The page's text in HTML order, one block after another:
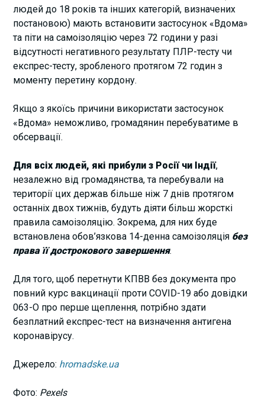
людей до 18 років та інших категорій, визначених
постановою) мають встановити застосунок «Вдома»
та піти на самоізоляцію через 72 години у разі
відсутності негативного результату ПЛР-тесту чи
експрес-тесту, зробленого протягом 72 годин з
моменту перетину кордону.
Якщо з якоїсь причини використати застосунок
«Вдома» неможливо, громадянин перебуватиме в
обсервації.
Для всіх людей, які прибули з Росії чи Індії,
незалежно від громадянства, та перебували на
території цих держав більше ніж 7 днів протягом
останніх двох тижнів, будуть діяти більш жорсткі
правила самоізоляцію. Зокрема, для них буде
встановлена обов’язкова 14-денна самоізоляція без
права її дострокового завершення.
Для того, щоб перетнути КПВВ без документа про
повний курс вакцинації проти COVID-19 або довідки
063-О про перше щеплення, потрібно здати
безплатний експрес-тест на визначення антигена
коронавірусу.
Джерело: hromadske.ua
Фото: Pexels